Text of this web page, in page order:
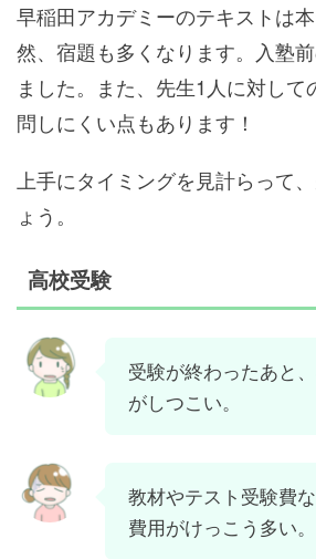
早稲田アカデミーのテキストは
然、宿題も多くなります。入塾
ました。また、先生1人に対し
問しにくい点もあります！
上手にタイミングを見計らって
ょう。
高校受験
受験が終わったあと
がしつこい。
教材やテスト受験費
費用がけっこう多い。